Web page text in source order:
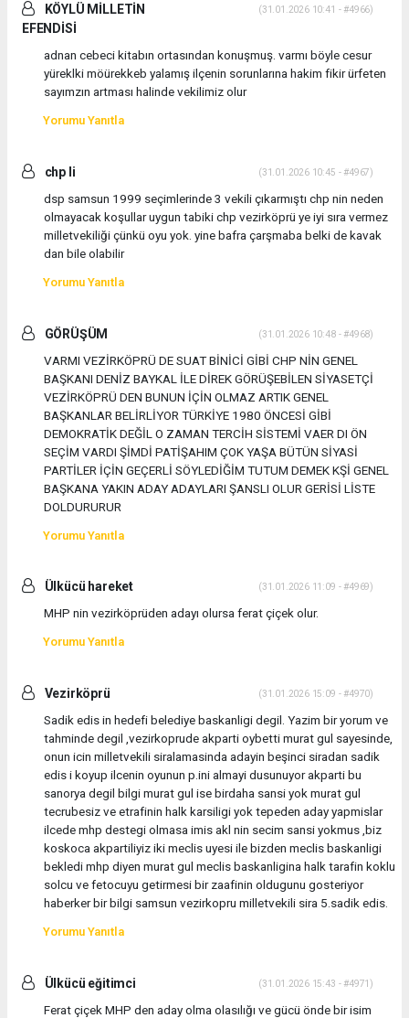
KÖYLÜ MİLLETİN
EFENDİSİ
(31.01.2026 10:41 - #4966)
adnan cebeci kitabın ortasından konuşmuş. varmı böyle cesur
yüreklki möürekkeb yalamış ilçenin sorunlarına hakim fikir ürfeten
sayımzın artması halinde vekilimiz olur
Yorumu Yanıtla
chp li (31.01.2026 10:45 - #4967)
dsp samsun 1999 seçimlerinde 3 vekili çıkarmıştı chp nin neden
olmayacak koşullar uygun tabiki chp vezirköprü ye iyi sıra vermez
milletvekiliği çünkü oyu yok. yine bafra çarşmaba belki de kavak
dan bile olabilir
Yorumu Yanıtla
GÖRÜŞÜM (31.01.2026 10:48 - #4968)
VARMI VEZİRKÖPRÜ DE SUAT BİNİCİ GİBİ CHP NİN GENEL
BAŞKANI DENİZ BAYKAL İLE DİREK GÖRÜŞEBİLEN SİYASETÇİ
VEZİRKÖPRÜ DEN BUNUN İÇİN OLMAZ ARTIK GENEL
BAŞKANLAR BELİRLİYOR TÜRKİYE 1980 ÖNCESİ GİBİ
DEMOKRATİK DEĞİL O ZAMAN TERCİH SİSTEMİ VAER DI ÖN
SEÇİM VARDI ŞİMDİ PATİŞAHIM ÇOK YAŞA BÜTÜN SİYASİ
PARTİLER İÇİN GEÇERLİ SÖYLEDİĞİM TUTUM DEMEK KŞİ GENEL
BAŞKANA YAKIN ADAY ADAYLARI ŞANSLI OLUR GERİSİ LİSTE
DOLDURURUR
Yorumu Yanıtla
Ülkücü hareket (31.01.2026 11:09 - #4969)
MHP nin vezirköprüden adayı olursa ferat çiçek olur.
Yorumu Yanıtla
Vezirköprü (31.01.2026 15:09 - #4970)
Sadik edis in hedefi belediye baskanligi degil. Yazim bir yorum ve
tahminde degil ,vezirkoprude akparti oybetti murat gul sayesinde,
onun icin milletvekili siralamasinda adayin beşinci siradan sadik
edis i koyup ilcenin oyunun p.ini almayi dusunuyor akparti bu
sanorya degil bilgi murat gul ise birdaha sansi yok murat gul
tecrubesiz ve etrafinin halk karsiligi yok tepeden aday yapmislar
ilcede mhp destegi olmasa imis akl nin secim sansi yokmus ,biz
koskoca akpartiliyiz iki meclis uyesi ile bizden meclis baskanligi
bekledi mhp diyen murat gul meclis baskanligina halk tarafin koklu
solcu ve fetocuyu getirmesi bir zaafinin oldugunu gosteriyor
haberker bir bilgi samsun vezirkopru milletvekili sira 5.sadik edis.
Yorumu Yanıtla
Ülkücü eğitimci (31.01.2026 15:43 - #4971)
Ferat çiçek MHP den aday olma olasılığı ve gücü önde bir isim